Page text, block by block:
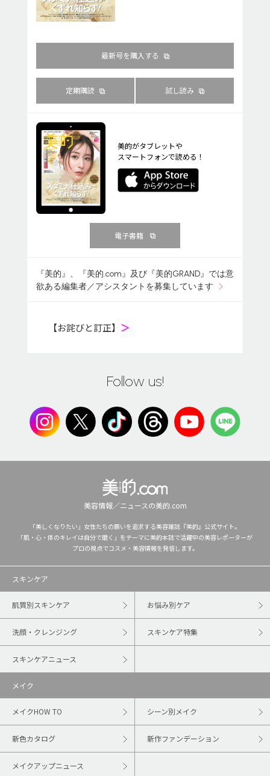
最新号を購入する
定期購読 試し読み
美的がタブレットや
スマートフォンで読める！
電子書籍
『美的』、『美的.com』及び『美的GRAND』では意
欲ある編集者／アシスタントを募集しています
【お詫びと訂正】 ＞
Follow us!
美容情報／ニュースの美的.com
「美しくなりたい」女性たちの願いを追求する美容雑誌『美的』公式サイト。
「肌・心・体のキレイは自分で磨く」をテーマに美的本誌で活躍中の美容レポーターが
プロの視点でコスメ・美容情報を発信します。
スキンケア
肌質別スキンケア お悩み別ケア
洗顔・クレンジング スキンケア特集
スキンケアニュース
メイク
メイクHOW TO シーン別メイク
新色カタログ 新作ファンデーション
メイクアップニュース